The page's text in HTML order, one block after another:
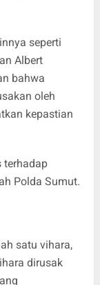
seperti
Albert
bahwa
oleh
kepastian
terhadap
Polda Sumut.
satu vihara,
dirusak